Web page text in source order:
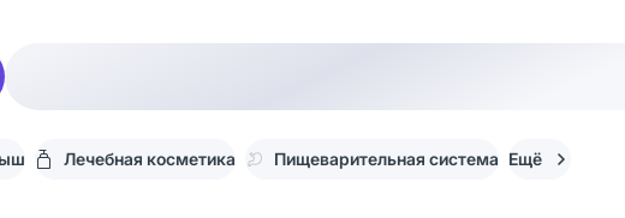
Лечебная косметика Пищеварительная система Ещё